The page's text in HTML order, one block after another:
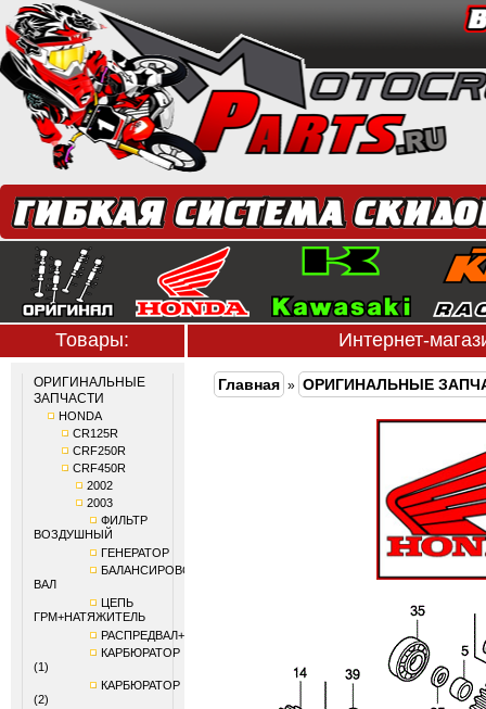
Товары: Интернет-
ОРИГИНАЛЬНЫЕ
ЗАПЧАСТИ
HONDA
CR125R
CRF250R
CRF450R
2002
2003
ФИЛЬТР
ВОЗДУШНЫЙ
ГЕНЕРАТОР
БАЛАНСИРОВОЧНЫЙ
ВАЛ
ЦЕПЬ
ГРМ+НАТЯЖИТЕЛЬ
РАСПРЕДВАЛ+КЛАПАНЫ
КАРБЮРАТОР
(1)
КАРБЮРАТОР
(2)
Главная » ОРИГИНАЛЬНЫЕ